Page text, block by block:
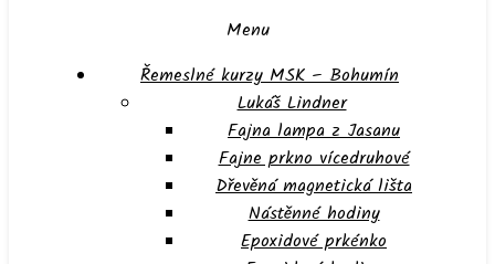
Menu
Řemeslné kurzy MSK – Bohumín
Lukáš Lindner
Fajna lampa z Jasanu
Fajne prkno vícedruhové
Dřevěná magnetická lišta
Nástěnné hodiny
Epoxidové prkénko